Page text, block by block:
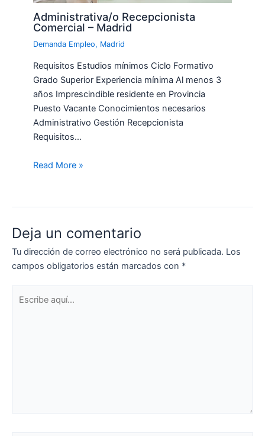
Administrativa/o Recepcionista
Comercial – Madrid
Demanda Empleo, Madrid
Requisitos Estudios mínimos Ciclo Formativo
Grado Superior Experiencia mínima Al menos 3
años Imprescindible residente en Provincia
Puesto Vacante Conocimientos necesarios
Administrativo Gestión Recepcionista
Requisitos…
Read More »
Deja un comentario
Tu dirección de correo electrónico no será publicada. Los
campos obligatorios están marcados con *